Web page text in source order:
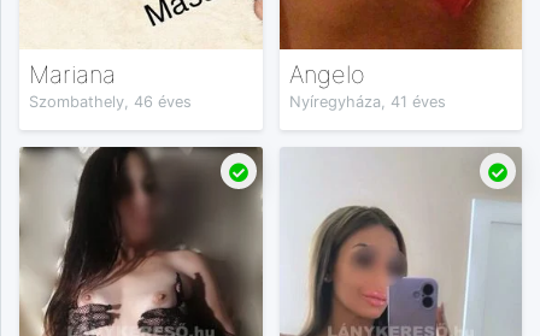
Mariana
Szombathely, 46 éves
Angelo
Nyíregyháza, 41 éves